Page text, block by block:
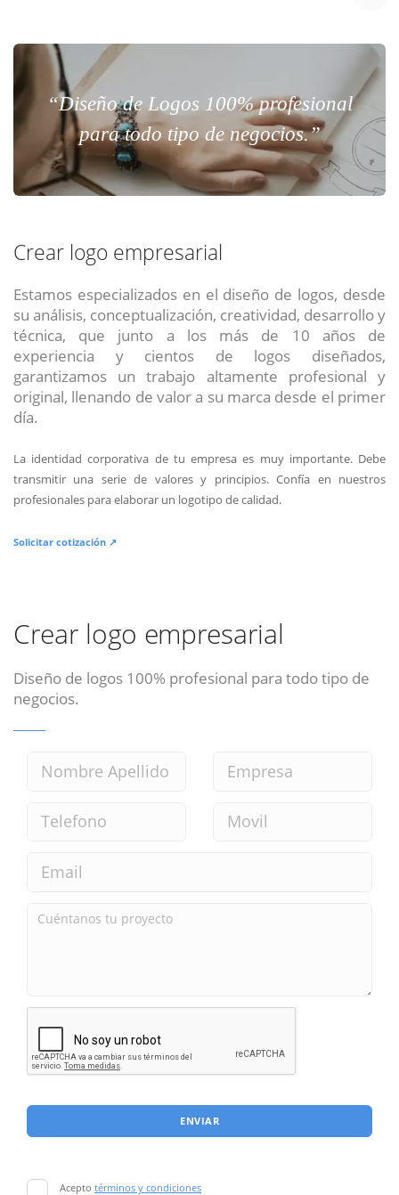
“Diseño de Logos 100% profesional
para todo tipo de negocios.”
Crear logo empresarial
Estamos especializados en el diseño de logos, desde
su análisis, conceptualización, creatividad, desarrollo y
técnica, que junto a los más de 10 años de
experiencia y cientos de logos diseñados,
garantizamos un trabajo altamente profesional y
original, llenando de valor a su marca desde el primer
día.
La identidad corporativa de tu empresa es muy importante. Debe
transmitir una serie de valores y principios. Confía en nuestros
profesionales para elaborar un logotipo de calidad.
Solicitar cotización ↗
Crear logo empresarial
Diseño de logos 100% profesional para todo tipo de
negocios.
ENVIAR
Acepto términos y condiciones